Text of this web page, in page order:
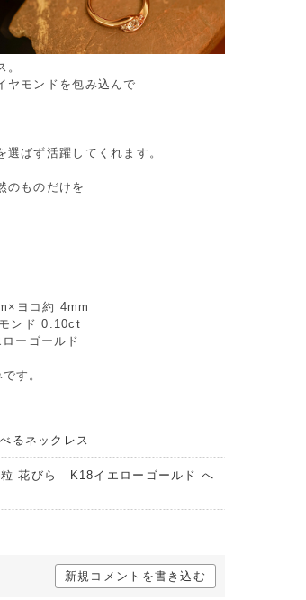
ヤモンドを包み込んで
ばず活躍してくれます。
のものだけを
ヨコ約 4mm
ンド 0.10ct
ーゴールド
す。
るネックレス
花びら K18イエローゴールド へ
新規コメントを書き込む